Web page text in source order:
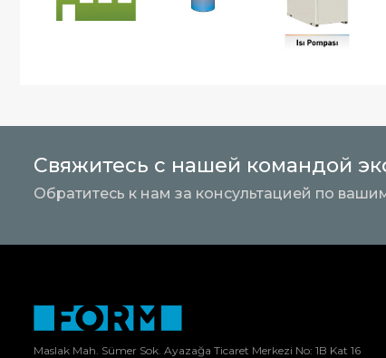
Свяжитесь с нашей командой
Обратитесь к нам за консультацией по
Maslak Mah. Sümer Sok. Ayazağa Ticaret Merkezi No: 1B Kat 16